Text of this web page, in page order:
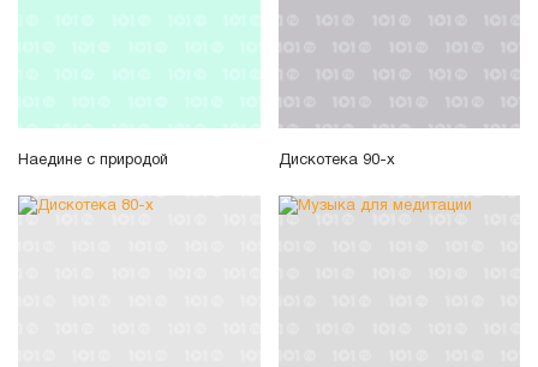
Наедине с природой Дискотека 90-х